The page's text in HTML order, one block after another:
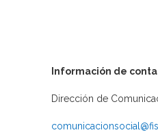
Información de
Dirección de